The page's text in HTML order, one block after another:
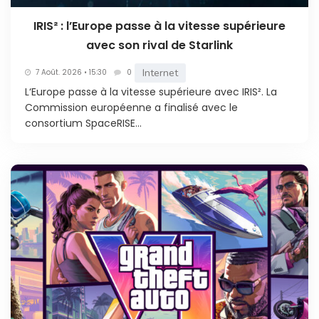
IRIS² : l’Europe passe à la vitesse supérieure
avec son rival de Starlink
7 Août. 2026 • 15:30 0 Internet
L‘Europe passe à la vitesse supérieure avec IRIS². La
Commission européenne a finalisé avec le
consortium SpaceRISE...